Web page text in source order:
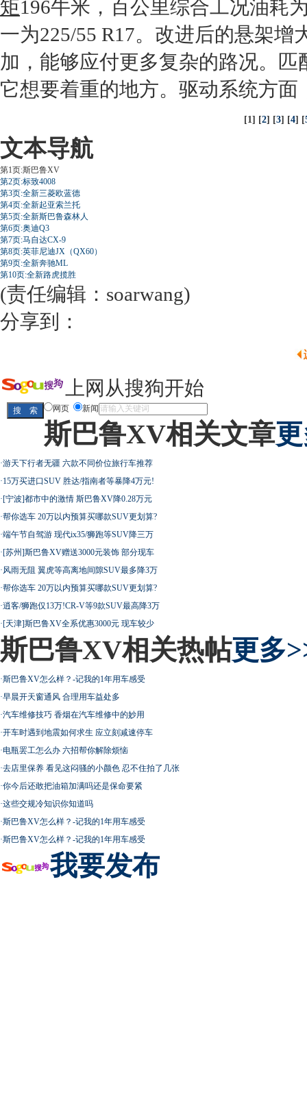
矩196牛米，百公里综合工况油耗
一为225/55 R17。改进后的悬架
加，能够应付更多复杂的路况。匹
它想要着重的地方。驱动系统方
[1] [2] [3] [4] [
文本导航
第1页:斯巴鲁XV
第2页:标致4008
第3页:全新三菱欧蓝德
第4页:全新起亚索兰托
第5页:全新斯巴鲁森林人
第6页:奥迪Q3
第7页:马自达CX-9
第8页:英菲尼迪JX（QX60）
第9页:全新奔驰ML
第10页:全新路虎揽胜
(责任编辑：soarwang)
分享到：
上网从搜狗开始
网页 新闻
斯巴鲁XV相关文章
·游天下行者无疆 六款不同价位旅行车推荐
·15万买进口SUV 胜达/指南者等暴降4万元!
·[宁波]都市中的激情 斯巴鲁XV降0.28万元
·帮你选车 20万以内预算买哪款SUV更划算?
·端午节自驾游 现代ix35/狮跑等SUV降三万
·[苏州]斯巴鲁XV赠送3000元装饰 部分现车
· 风雨无阻 翼虎等高离地间隙SUV最多降3万
·帮你选车 20万以内预算买哪款SUV更划算?
·逍客/狮跑仅13万!CR-V等9款SUV最高降3万
·[天津]斯巴鲁XV全系优惠3000元 现车较少
斯巴鲁XV相关热帖更多
·斯巴鲁XV怎么样？-记我的1年用车感受
·早晨开天窗通风 合理用车益处多
·汽车维修技巧 香烟在汽车维修中的妙用
·开车时遇到地震如何求生 应立刻减速停车
·电瓶罢工怎么办 六招帮你解除烦恼
·去店里保养 看见这闷骚的小颜色 忍不住拍了几张
·你今后还敢把油箱加满吗还是保命要紧
·这些交规冷知识你知道吗
·斯巴鲁XV怎么样？-记我的1年用车感受
·斯巴鲁XV怎么样？-记我的1年用车感受
我要发布